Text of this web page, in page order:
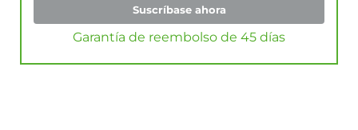
Suscríbase ahora
Garantía de reembolso de 45 días